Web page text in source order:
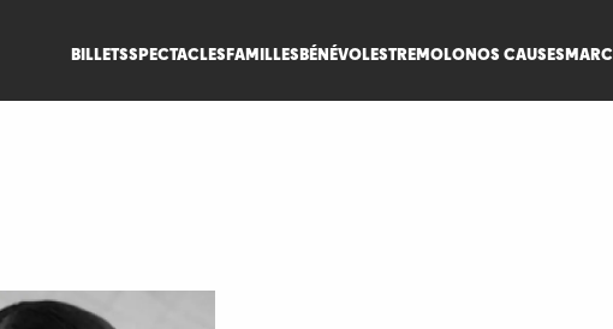
BILLETSSPECTACLESFAMILLESBÉNÉVOLESTREMOLONOS CAUSES